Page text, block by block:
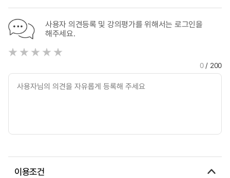
사용자 의견등록 및 강의평가를 위해서는 로그인을
해주세요.
0/ 200
이용조건